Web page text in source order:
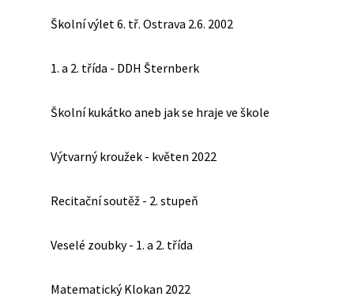
Školní výlet 6. tř. Ostrava 2.6. 2002
1. a 2. třída - DDH Šternberk
Školní kukátko aneb jak se hraje ve škole
Výtvarný kroužek - květen 2022
Recitační soutěž - 2. stupeň
Veselé zoubky - 1. a 2. třída
Matematický Klokan 2022